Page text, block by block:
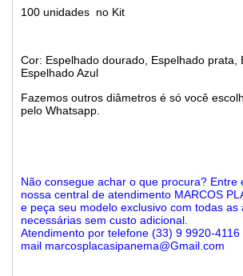
100 unidades no Kit
Cor: Espelhado dourado, Espelhado prata,
Espelhado Azul
Fazemos outros diâmetros é só você
pelo Whatsapp.
Não consegue achar o que procura? Entre
nossa central de atendimento MARCOS
e peça seu modelo exclusivo com todas as
necessárias sem custo adicional.
Atendimento por telefone (33) 9 9920-
mail marcosplacasipanema@Gmail.com